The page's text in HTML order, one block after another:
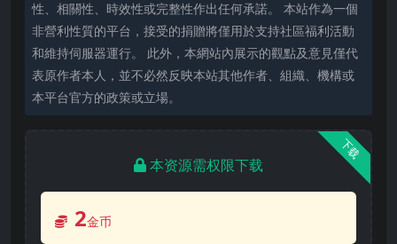
性、相關性、時效性或完整性作出任何承諾。 本站作為一個
非營利性質的平台，接受的捐贈將僅用於支持社區福利活動
和維持伺服器運行。 此外，本網站內展示的觀點及意見僅代
表原作者本人，並不必然反映本站其他作者、組織、機構或
本平台官方的政策或立場。
下载
本资源需权限下载
2金币